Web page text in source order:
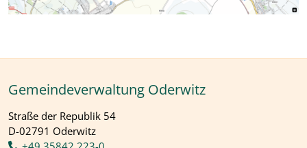
Gemeindeverwaltung Oderwitz
Straße der Republik 54
D-02791 Oderwitz